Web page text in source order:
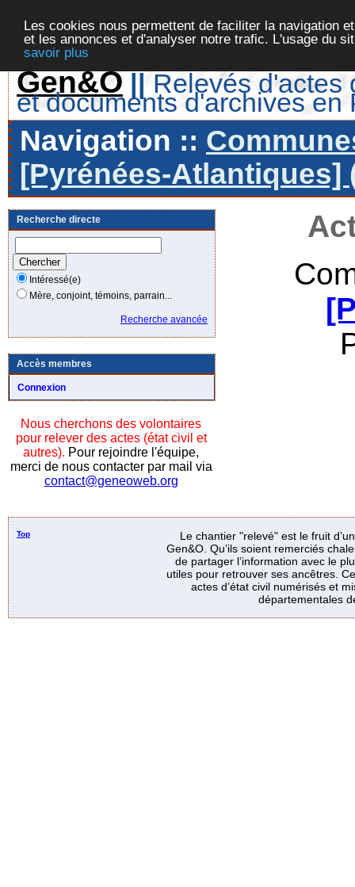
Les cookies nous permettent de faciliter la navigation
et les annonces et d'analyser notre trafic. L'usage du
savoir plus
Gen&O || Relevés d'actes
et documents d'archives en
Navigation ::
[Pyrénées-Atlantiques]
Recherche directe
Intéressé(e)
Mère, conjoint, témoins, parrain...
Recherche avancée
Accès membres
Connexion
Nous cherchons des volontaires
pour relever des actes (état civil et
autres). Pour rejoindre l'équipe,
merci de nous contacter par mail via
contact@geneoweb.org
Top
Le chantier "relevé" est le fruit
Gen&O. Qu’ils soient remerciés
de partager l’information avec le
utiles pour retrouver ses ancêtres.
actes d’état civil numérisés et
départementales